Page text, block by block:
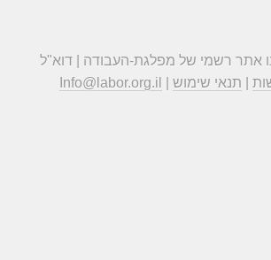
אתר רשמי של מפלגת-העבודה | דוא"ל
Info@labor.org.il
תנאי שימוש